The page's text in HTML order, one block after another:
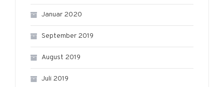
Januar 2020
September 2019
August 2019
Juli 2019